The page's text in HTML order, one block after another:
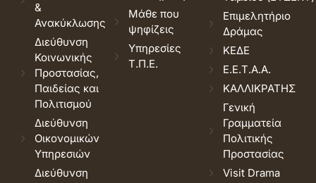
&
Ανακύκλωσης
Διεύθυνση
Κοινωνικής
Προστασίας,
Παιδείας και
Πολιτισμού
Διεύθυνση
Οικονομικών
Υπηρεσιών
Διεύθυνση
Μάθε που
ψηφίζεις
Υπηρεσίες
Τ.Π.Ε.
Επιμελητήριο
Δράμας
ΚΕΔΕ
Ε.Ε.Τ.Α.Α.
ΚΑΛΛΙΚΡΑΤΗΣ
Γενική
Γραμματεία
Πολιτικής
Προστασίας
Visit Drama